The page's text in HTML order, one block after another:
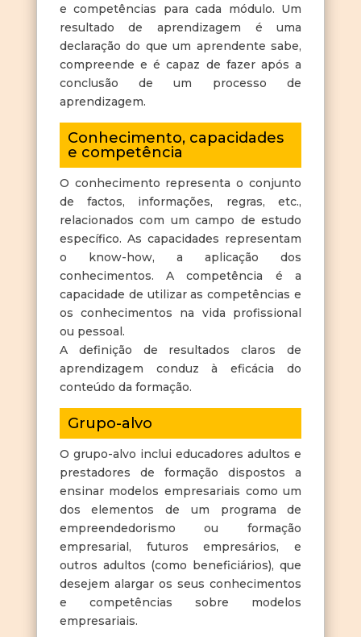
e competências para cada módulo. Um
resultado de aprendizagem é uma
declaração do que um aprendente sabe,
compreende e é capaz de fazer após a
conclusão de um processo de
aprendizagem.
Conhecimento, capacidades
e competência
O conhecimento representa o conjunto
de factos, informações, regras, etc.,
relacionados com um campo de estudo
específico. As capacidades representam
o know-how, a aplicação dos
conhecimentos. A competência é a
capacidade de utilizar as competências e
os conhecimentos na vida profissional
ou pessoal.
A definição de resultados claros de
aprendizagem conduz à eficácia do
conteúdo da formação.
Grupo-alvo
O grupo-alvo inclui educadores adultos e
prestadores de formação dispostos a
ensinar modelos empresariais como um
dos elementos de um programa de
empreendedorismo ou formação
empresarial, futuros empresários, e
outros adultos (como beneficiários), que
desejem alargar os seus conhecimentos
e competências sobre modelos
empresariais.